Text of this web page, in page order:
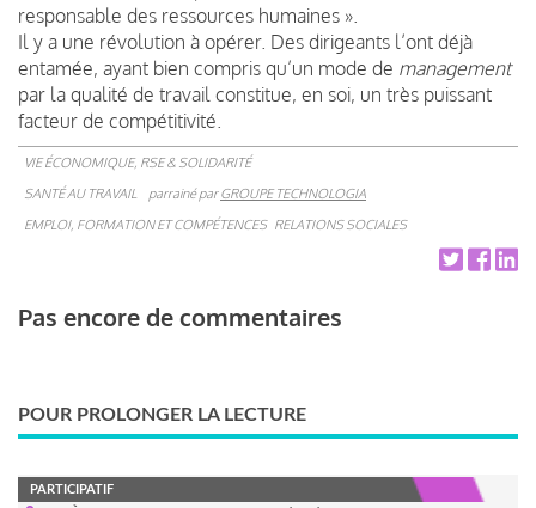
responsable des ressources humaines ».
Il y a une révolution à opérer. Des dirigeants l’ont déjà
entamée, ayant bien compris qu’un mode de management
par la qualité de travail constitue, en soi, un très puissant
facteur de compétitivité.
VIE ÉCONOMIQUE, RSE & SOLIDARITÉ
SANTÉ AU TRAVAIL
parrainé parGROUPE TECHNOLOGIA
EMPLOI, FORMATION ET COMPÉTENCES RELATIONS SOCIALES
Pas encore de commentaires
POUR PROLONGER LA LECTURE
PARTICIPATIF